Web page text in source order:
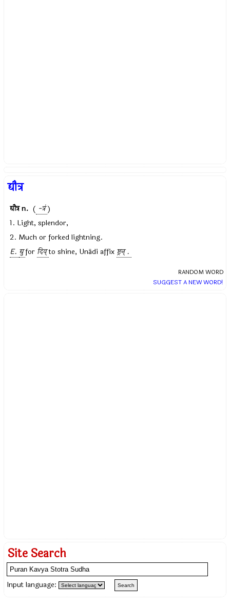
द्यौत्र
द्यौत्रn. ( -त्रं)
1. Light, splendor,
2. Much or forked lightning.
E. द्युfor दिव्to shine, Unādi affix ष्ट्रन् .
RANDOM WORD
SUGGEST A NEW WORD!
Site Search
Input language: